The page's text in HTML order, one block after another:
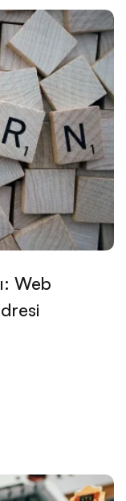
Bilmeniz
ve Etkili
Sıralara
İçin Nelere
Önemi ve
Uygun ve
Web